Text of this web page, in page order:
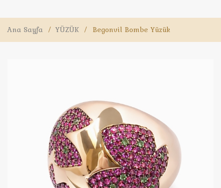
Ana Sayfa / YÜZÜK / Begonvil Bombe Yüzük